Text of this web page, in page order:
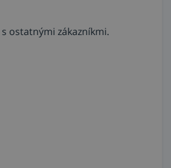
ostatnými zákazníkmi.